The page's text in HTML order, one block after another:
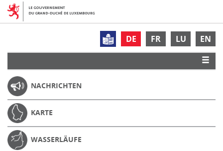
DE FR LU EN
NACHRICHTEN
KARTE
WASSERLÄUFE